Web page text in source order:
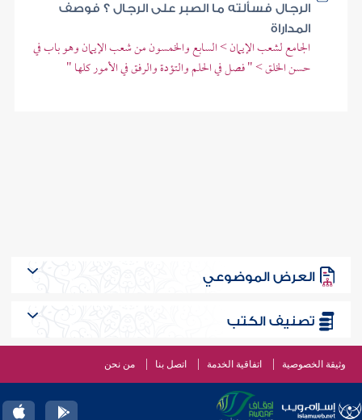
الرجال فسألته ما الصبر على الرجال ؟ فوصف
المداراة
الجامع لشعب الإيمان > السابع والخمسون من شعب الإيمان وهو باب في
حسن الخلق > " فصل في الحلم والتؤدة والرفق في الأمور كلها "
العرض الموضوعي
تصنيف الكتب
وثيقة الخصوصية اتفاقية الخدمة اتصل بنا من نحن